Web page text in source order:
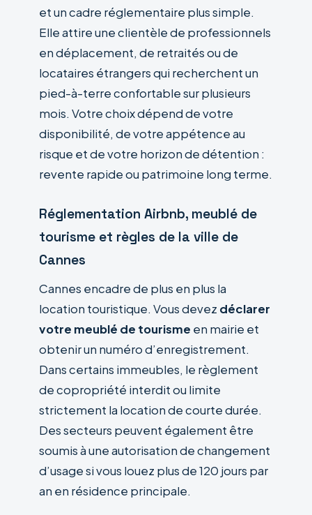
et un cadre réglementaire plus simple.
Elle attire une clientèle de professionnels
en déplacement, de retraités ou de
locataires étrangers qui recherchent un
pied-à-terre confortable sur plusieurs
mois. Votre choix dépend de votre
disponibilité, de votre appétence au
risque et de votre horizon de détention :
revente rapide ou patrimoine long terme.
Réglementation Airbnb, meublé de
tourisme et règles de la ville de
Cannes
Cannes encadre de plus en plus la
location touristique. Vous devez déclarer
votre meublé de tourisme en mairie et
obtenir un numéro d’enregistrement.
Dans certains immeubles, le règlement
de copropriété interdit ou limite
strictement la location de courte durée.
Des secteurs peuvent également être
soumis à une autorisation de changement
d’usage si vous louez plus de 120 jours par
an en résidence principale.